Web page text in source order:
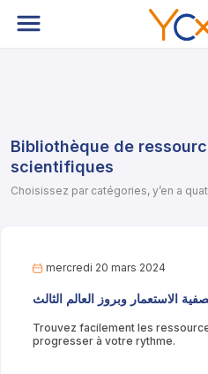
Bibliothèque de
scientifiques
Choisissez par catégories, y’en a
mercredi 20 mars 2024
الاستعمار وبروز العالم الثالث
Trouvez facilement les
progresser à votre rythme.